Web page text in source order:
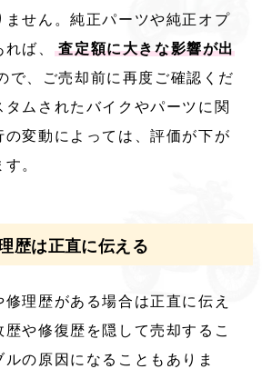
ません。純正パーツや純正オプ
ば、
査定額に大きな影響が出
で、ご売却前に再度ご確認くだ
タムされたバイクやパーツに関
の変動によっては、評価が下が
。
歴は正直に伝える
理歴がある場合は正直に伝え
や修復歴を隠して売却するこ
ルの原因になることもありま